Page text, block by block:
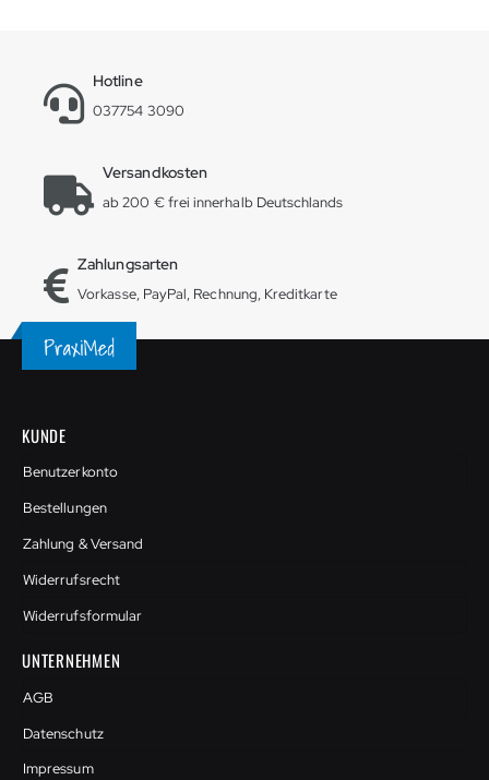
Hotline
037754 3090
Versandkosten
ab 200 € frei innerhalb Deutschlands
Zahlungsarten
Vorkasse, PayPal, Rechnung, Kreditkarte
KUNDE
Benutzerkonto
Bestellungen
Zahlung & Versand
Widerrufsrecht
Widerrufsformular
UNTERNEHMEN
AGB
Datenschutz
Impressum